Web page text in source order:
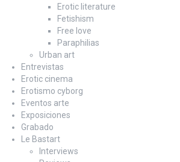
Erotic literature
Fetishism
Free love
Paraphilias
Urban art
Entrevistas
Erotic cinema
Erotismo cyborg
Eventos arte
Exposiciones
Grabado
Le Bastart
Interviews